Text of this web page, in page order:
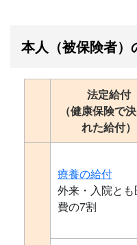
本人（被保険者）
法定給付
（健康保険で
れた給付）
療養の給付
外来・入院とも
費の7割